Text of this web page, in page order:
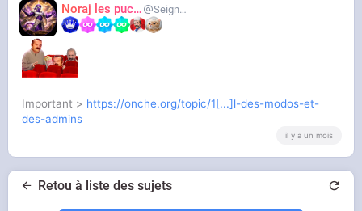
Noraj les pucix SeigneurCooler
Important > https://onche.org/topic/1[...]l-des-modos-et-
des-admins
il y a un mois
Retou à liste des sujets